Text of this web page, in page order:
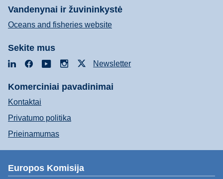
Vandenynai ir žuvininkystė
Oceans and fisheries website
Sekite mus
LinkedInFacebookYouTubeInstagramNewsletter
Komerciniai pavadinimai
Kontaktai
Privatumo politika
Prieinamumas
Europos Komisija